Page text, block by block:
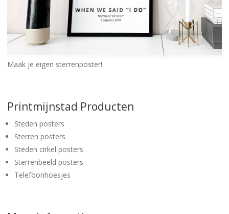
Maak je eigen sterrenposter!
Printmijnstad Producten
Steden posters
Sterren posters
Steden cirkel posters
Sterrenbeeld posters
Telefoonhoesjes